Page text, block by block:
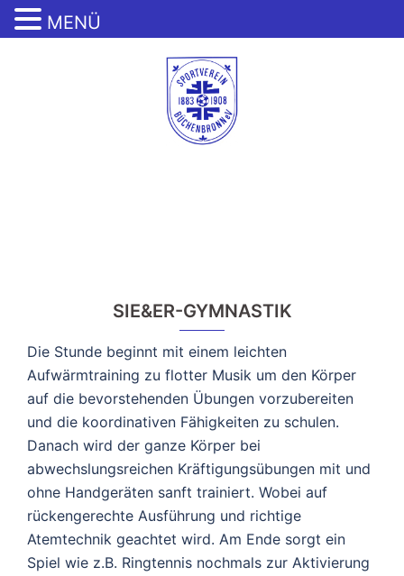
SIE&ER-GYMNASTIK
Die Stunde beginnt mit einem leichten
Aufwärmtraining zu flotter Musik um den Körper
auf die bevorstehenden Übungen vorzubereiten
und die koordinativen Fähigkeiten zu schulen.
Danach wird der ganze Körper bei
abwechslungsreichen Kräftigungsübungen mit und
ohne Handgeräten sanft trainiert. Wobei auf
rückengerechte Ausführung und richtige
Atemtechnik geachtet wird. Am Ende sorgt ein
Spiel wie z.B. Ringtennis nochmals zur Aktivierung
MENÜ